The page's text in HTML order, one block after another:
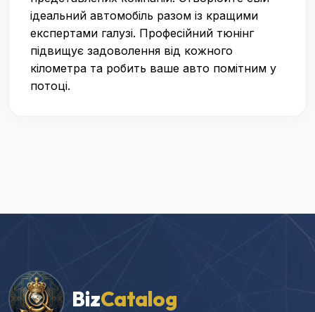
ідеальний автомобіль разом із кращими
експертами галузі. Професійний тюнінг
підвищує задоволення від кожного
кілометра та робить ваше авто помітним у
потоці.
BizCatalog